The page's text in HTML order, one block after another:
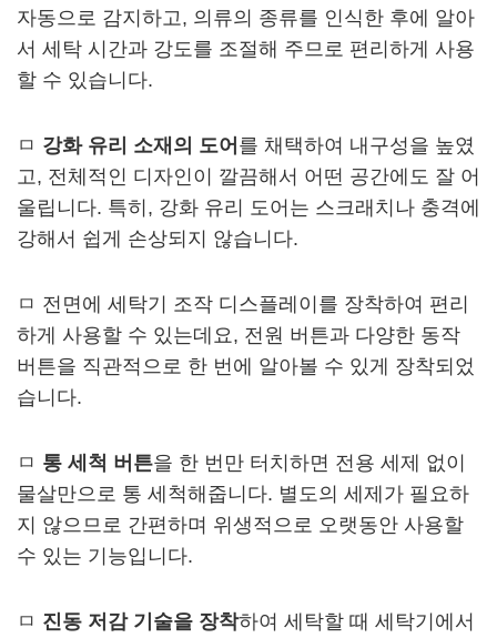
자동으로 감지하고, 의류의 종류를 인식한 후에 알아
서 세탁 시간과 강도를 조절해 주므로 편리하게 사용
할 수 있습니다.
ㅁ 강화 유리 소재의 도어 를 채택하여 내구성을 높였
고, 전체적인 디자인이 깔끔해서 어떤 공간에도 잘 어
울립니다. 특히, 강화 유리 도어는 스크래치나 충격에
강해서 쉽게 손상되지 않습니다.
ㅁ 전면에 세탁기 조작 디스플레이를 장착하여 편리
하게 사용할 수 있는데요, 전원 버튼과 다양한 동작
버튼을 직관적으로 한 번에 알아볼 수 있게 장착되었
습니다.
ㅁ 통 세척 버튼을 한 번만 터치하면 전용 세제 없이
물살만으로 통 세척해줍니다. 별도의 세제가 필요하
지 않으므로 간편하며 위생적으로 오랫동안 사용할
수 있는 기능입니다.
ㅁ 진동 저감 기술을 장착하여 세탁할 때 세탁기에서